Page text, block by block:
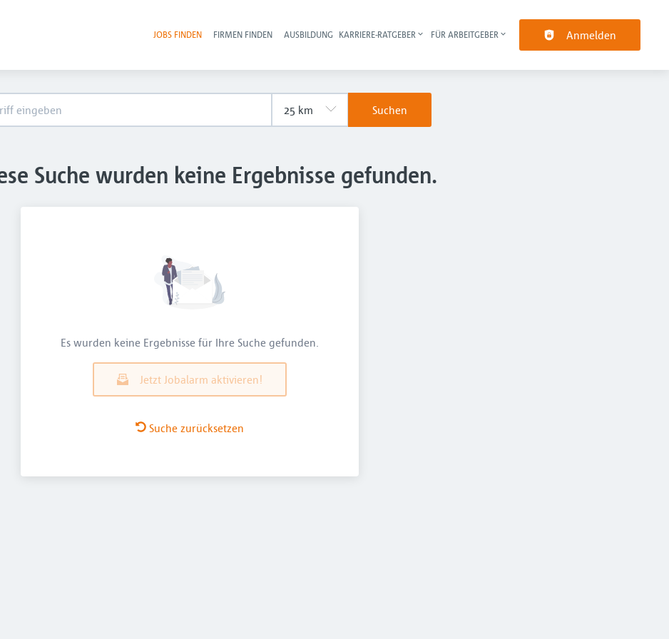
Haupt-Navigation
JOBS FINDEN FIRMEN FINDEN AUSBILDUNG KARRIERE-RATGEBER FÜR ARBEITGEBER Anmelden
Suchen
Suche wurden keine Ergebnisse gefunden.
Es wurden keine Ergebnisse für Ihre Suche gefunden.
Jetzt Jobalarm aktivieren!
Suche zurücksetzen